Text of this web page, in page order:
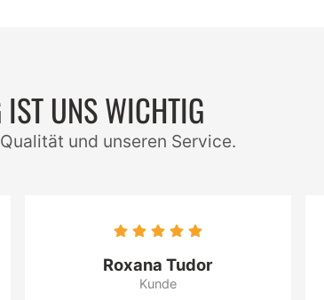
UNS WICHTIG
und unseren Service.
Roxana Tudor
Kunde